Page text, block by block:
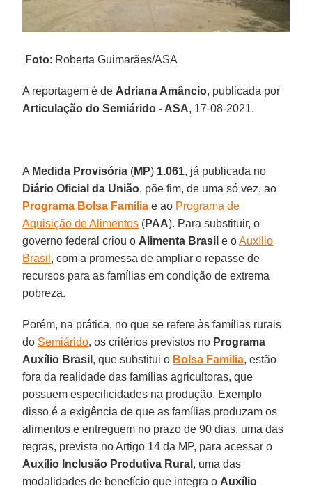
Foto: Roberta Guimarães/ASA
A reportagem é de Adriana Amâncio, publicada por
Articulação do Semiárido - ASA, 17-08-2021.
A Medida Provisória (MP) 1.061, já publicada no
Diário Oficial da União, põe fim, de uma só vez, ao
Programa Bolsa Família e ao Programa de
Aquisição de Alimentos (PAA). Para substituir, o
governo federal criou o Alimenta Brasil e oAuxílio
Brasil , com a promessa de ampliar o repasse de
recursos para as famílias em condição de extrema
pobreza.
Porém, na prática, no que se refere às famílias rurais
do Semiárido, os critérios previstos no Programa
Auxílio Brasil , que substitui o Bolsa Familia, estão
fora da realidade das famílias agricultoras, que
possuem especificidades na produção. Exemplo
disso é a exigência de que as famílias produzam os
alimentos e entreguem no prazo de 90 dias, uma das
regras, prevista no Artigo 14 da MP, para acessar o
Auxílio Inclusão Produtiva Rural , uma das
modalidades de benefício que integra o Auxílio